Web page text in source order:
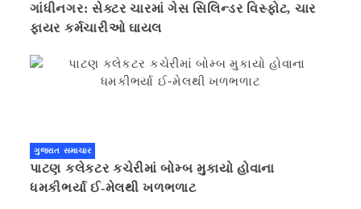
ગાંધીનગર: સેક્ટર ચારમાં ગેસ સિલિન્ડર વિસ્ફોટ, ચાર
ફાયર કર્મચારીઓ ઘાયલ
ગુજરાત સમાચાર
પાટણ કલેકટર કચેરીમાં બોમ્બ મુકાયો હોવાના
ધમકીભર્યા ઈ-મેલથી ખળભળાટ